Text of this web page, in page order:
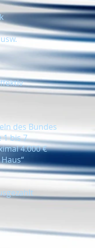
des Bundes
bis 7
4.000 €